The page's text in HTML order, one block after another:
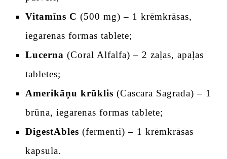
Vitamīns C (500 mg) – 1 krēmkrāsas,
iegarenas formas tablete;
Lucerna (Coral Alfalfa) – 2 zaļas, apaļas
tabletes;
Amerikāņu krūklis (Cascara Sagrada) – 1
brūna, iegarenas formas tablete;
DigestAbles (fermenti) – 1 krēmkrāsas
kapsula.